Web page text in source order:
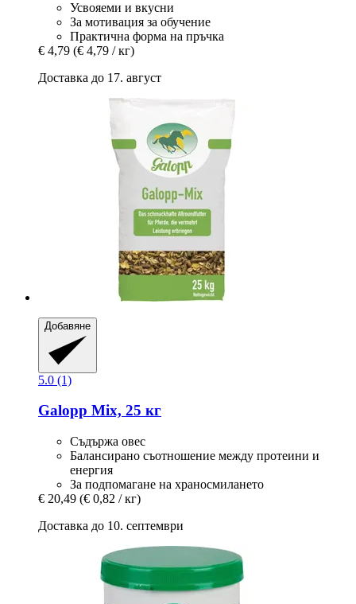
Усвояеми и вкусни
За мотивация за обучение
Практична форма на пръчка
€ 4,79 (€ 4,79 / кг)
Доставка до 17. август
Добавяне
5.0 (1)
Galopp Mix, 25 кг
Съдържа овес
Балансирано съотношение между протеини и
енергия
За подпомагане на храносмилането
€ 20,49 (€ 0,82 / кг)
Доставка до 10. септември